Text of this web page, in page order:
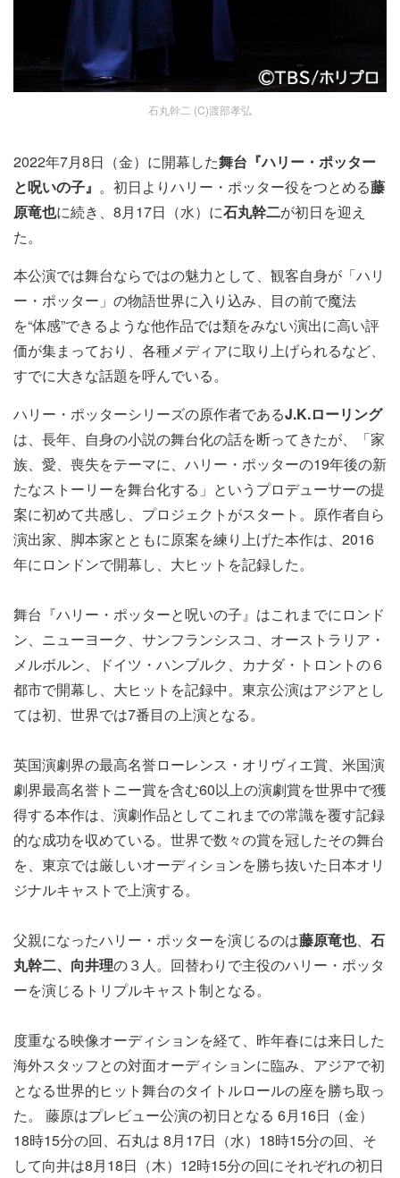
石丸幹二 (C)渡部孝弘
2022年7月8日（金）に開幕した舞台『ハリー・ポッター
と呪いの子』 。初日よりハリー・ポッター役をつとめる藤
原竜也に続き、8月17日（水）に石丸幹二が初日を迎え
た。
本公演では舞台ならではの魅力として、観客自身が「ハリ
ー・ポッター」の物語世界に入り込み、目の前で魔法
を“体感”できるような他作品では類をみない演出に高い評
価が集まっており、各種メディアに取り上げられるなど、
すでに大きな話題を呼んでいる。
ハリー・ポッターシリーズの原作者であるJ.K.ローリング
は、長年、自身の小説の舞台化の話を断ってきたが、「家
族、愛、喪失をテーマに、ハリー・ポッターの19年後の新
たなストーリーを舞台化する」というプロデューサーの提
案に初めて共感し、プロジェクトがスタート。原作者自ら
演出家、脚本家とともに原案を練り上げた本作は、2016
年にロンドンで開幕し、大ヒットを記録した。
舞台『ハリー・ポッターと呪いの子』はこれまでにロンド
ン、ニューヨーク、サンフランシスコ、オーストラリア・
メルボルン、ドイツ・ハンブルク、カナダ・トロントの６
都市で開幕し、大ヒットを記録中。東京公演はアジアとし
ては初、世界では7番目の上演となる。
英国演劇界の最高名誉ローレンス・オリヴィエ賞、米国演
劇界最高名誉トニー賞を含む60以上の演劇賞を世界中で獲
得する本作は、演劇作品としてこれまでの常識を覆す記録
的な成功を収めている。世界で数々の賞を冠したその舞台
を、東京では厳しいオーディションを勝ち抜いた日本オリ
ジナルキャストで上演する。
父親になったハリー・ポッターを演じるのは藤原竜也、 石
丸幹二、向井理の３人。回替わりで主役のハリー・ポッタ
ーを演じるトリプルキャスト制となる。
度重なる映像オーディションを経て、昨年春には来日した
海外スタッフとの対面オーディションに臨み、アジアで初
となる世界的ヒット舞台のタイトルロールの座を勝ち取っ
た。 藤原はプレビュー公演の初日となる 6月16日（金）
18時15分の回、石丸は 8月17日（水）18時15分の回、そ
して向井は8月18日（木）12時15分の回にそれぞれの初日